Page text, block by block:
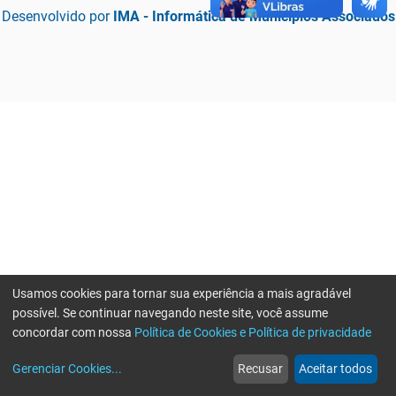
Desenvolvido por IMA - Informática de Municípios Associados
web
Notícias
more_horiz
Mais
Usamos cookies para tornar sua experiência a mais agradável
possível. Se continuar navegando neste site, você assume
concordar com nossa Política de Cookies e Política de privacidade
Gerenciar Cookies... Recusar Aceitar todos
Erro ao enviar informações, por favor tente novamente